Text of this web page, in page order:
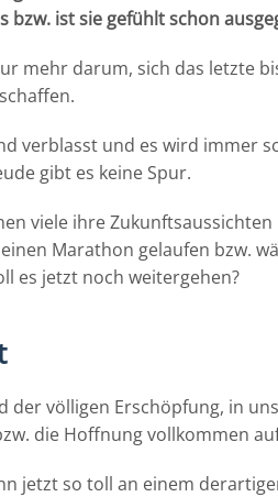
bzw. ist sie gefühlt schon
mehr darum, sich das letzte
verblasst und es wird immer
gibt es keine Spur.
viele ihre
Marathon gelaufen bzw.
es jetzt noch weitergehen?
der völligen Erschöpfung, in
die Hoffnung vollkommen
jetzt so toll an einem